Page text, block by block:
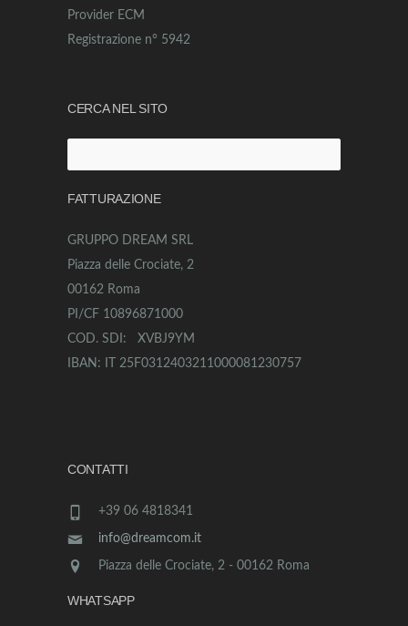
Provider ECM
Registrazione n° 5942
CERCA NEL SITO
per:
FATTURAZIONE
GRUPPO DREAM SRL
Piazza delle Crociate, 2
00162 Roma
PI/CF 10896871000
COD. SDI: XVBJ9YM
IBAN: IT 25F0312403211000081230757
CONTATTI
+39 06 4818341
info@dreamcom.it
Piazza delle Crociate, 2 - 00162 Roma
WHATSAPP